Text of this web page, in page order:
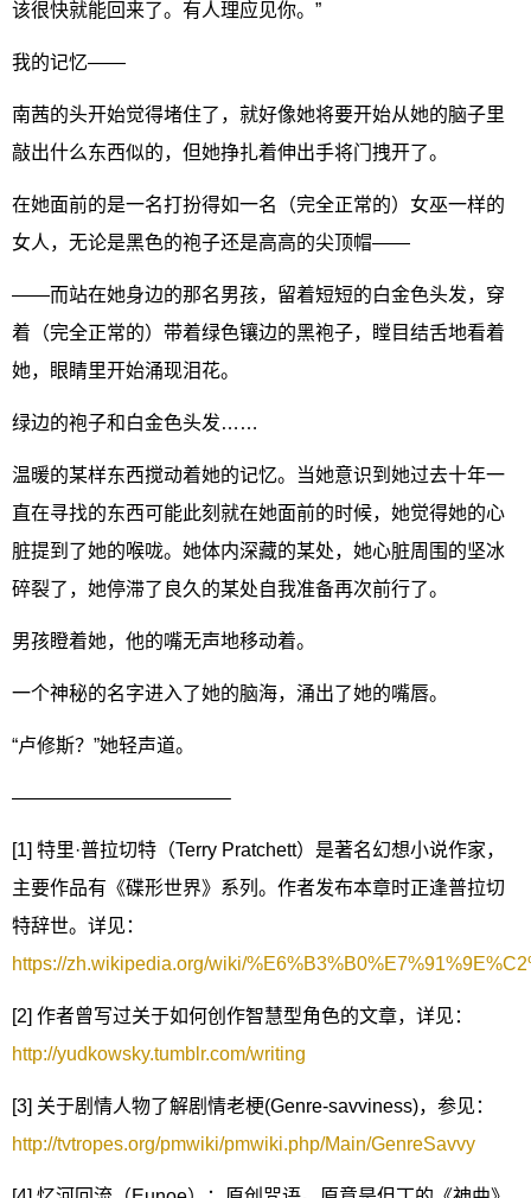
该很快就能回来了。有人理应见你。”
我的记忆——
南茜的头开始觉得堵住了，就好像她将要开始从她的脑子里
敲出什么东西似的，但她挣扎着伸出手将门拽开了。
在她面前的是一名打扮得如一名（完全正常的）女巫一样的
女人，无论是黑色的袍子还是高高的尖顶帽——
——而站在她身边的那名男孩，留着短短的白金色头发，穿
着（完全正常的）带着绿色镶边的黑袍子，瞠目结舌地看着
她，眼睛里开始涌现泪花。
绿边的袍子和白金色头发……
温暖的某样东西搅动着她的记忆。当她意识到她过去十年一
直在寻找的东西可能此刻就在她面前的时候，她觉得她的心
脏提到了她的喉咙。她体内深藏的某处，她心脏周围的坚冰
碎裂了，她停滞了良久的某处自我准备再次前行了。
男孩瞪着她，他的嘴无声地移动着。
一个神秘的名字进入了她的脑海，涌出了她的嘴唇。
“卢修斯？”她轻声道。
———————————–
[1] 特里·普拉切特（Terry Pratchett）是著名幻想小说作家，
主要作品有《碟形世界》系列。作者发布本章时正逢普拉切
特辞世。详见：
https://zh.wikipedia.org/wiki/
[2] 作者曾写过关于如何创作智慧型角色的文章，详见：
http://yudkowsky.tumblr.com/writing
[3] 关于剧情人物了解剧情老梗(Genre-savviness)，参见：
http://tvtropes.org/pmwiki/pmwiki.php/Main/GenreSavvy